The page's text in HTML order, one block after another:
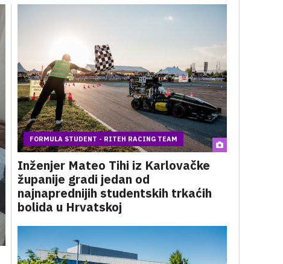
FORMULA STUDENT - RITEH RACING TEAM
Inženjer Mateo Tihi iz Karlovačke
županije gradi jedan od
najnaprednijih studentskih trkaćih
bolida u Hrvatskoj